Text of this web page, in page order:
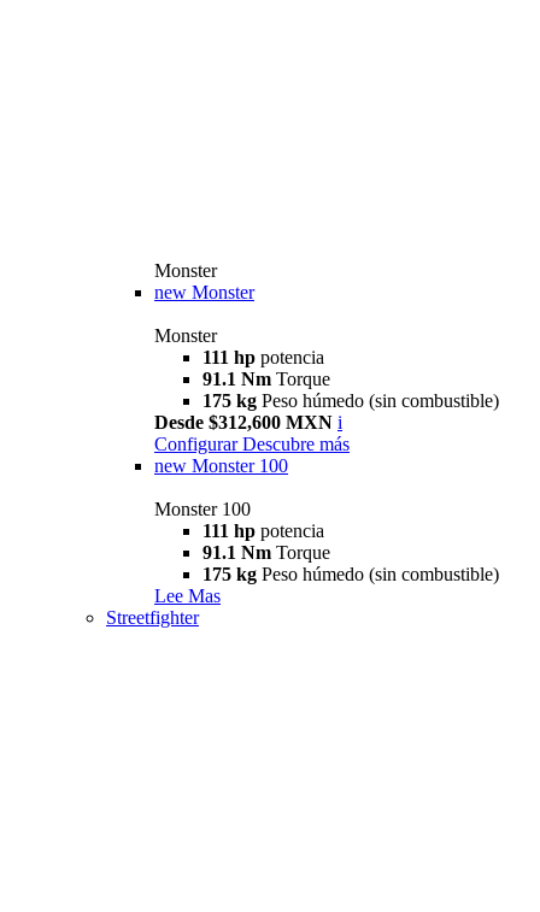
Monster
new Monster
Monster
111 hp potencia
91.1 Nm Torque
175 kg Peso húmedo (sin combustible)
Desde $312,600 MXN i
Configurar Descubre más
new Monster 100
Monster 100
111 hp potencia
91.1 Nm Torque
175 kg Peso húmedo (sin combustible)
Lee Mas
Streetfighter